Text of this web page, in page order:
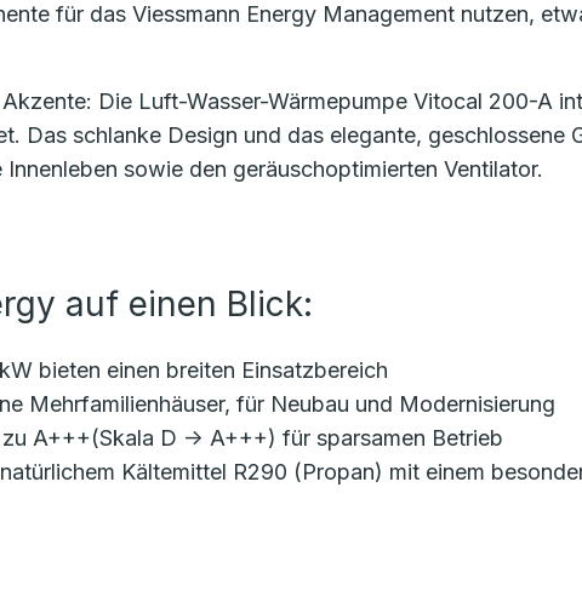
für das Viessmann Energy Management nutzen,
Die Luft-Wasser-Wärmepumpe Vitocal 200-A
Das schlanke Design und das elegante, geschlossene
sowie den geräuschoptimierten Ventilator.
auf einen Blick:
bieten einen breiten Einsatzbereich
Mehrfamilienhäuser, für Neubau und Modernisierung
A+++(Skala D -> A+++) für sparsamen Betrieb
Kältemittel R290 (Propan) mit einem